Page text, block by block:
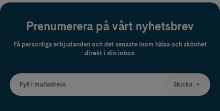
Prenumerera på vårt nyhetsbrev
Få personliga erbjudanden och det senaste inom hälsa och skönhet
direkt i din inbox.
Fyll i mailadress Skicka